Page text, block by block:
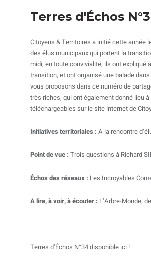
Terres d'Échos
Citoyens & Territoires a initié cette année
des élus municipaux qui portent la
midi, en toute convivialité, ils ont expliqué
transition, et ont organisé une balade
vous proposons dans ce numéro de
très riches, qui ont également donné lieu
téléchargeables sur le site internet de
Initiatives territoriales : A la rencontre
Point de vue : Trois questions à Richard
Échos des réseaux : Les Incroyables
A lire, à voir, à écouter : L’Arbre-Monde, de
Terres d’Échos N°34 disponible ici !